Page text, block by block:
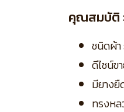
คุณสมบัติ
ชนิดผ้า
ดีไซน์ข
มียางยื
ทรงห